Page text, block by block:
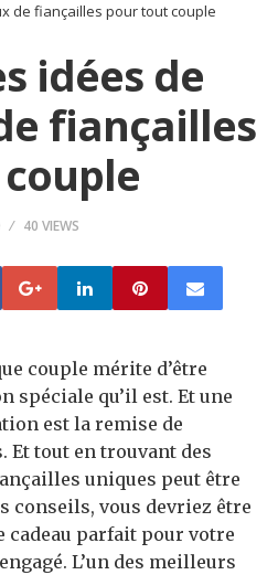
de fiançailles pour tout couple
idées de
fiançailles
40 VIEWS
couple mérite d’être
spéciale qu’il est. Et une
est la remise de
Et tout en trouvant des
uniques peut être
conseils, vous devriez être
cadeau parfait pour votre
L’un des meilleurs